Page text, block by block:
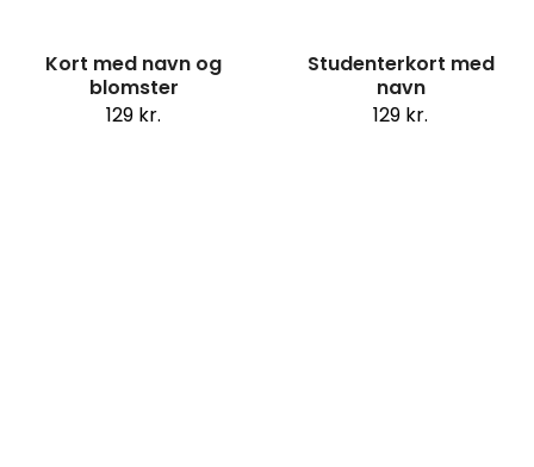
Kort med navn og
blomster
129 kr.
Studenterkort med
navn
129 kr.